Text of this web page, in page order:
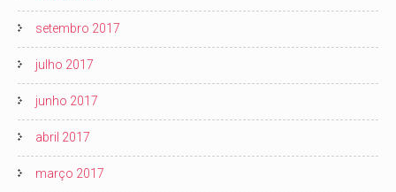
setembro 2017
julho 2017
junho 2017
abril 2017
março 2017